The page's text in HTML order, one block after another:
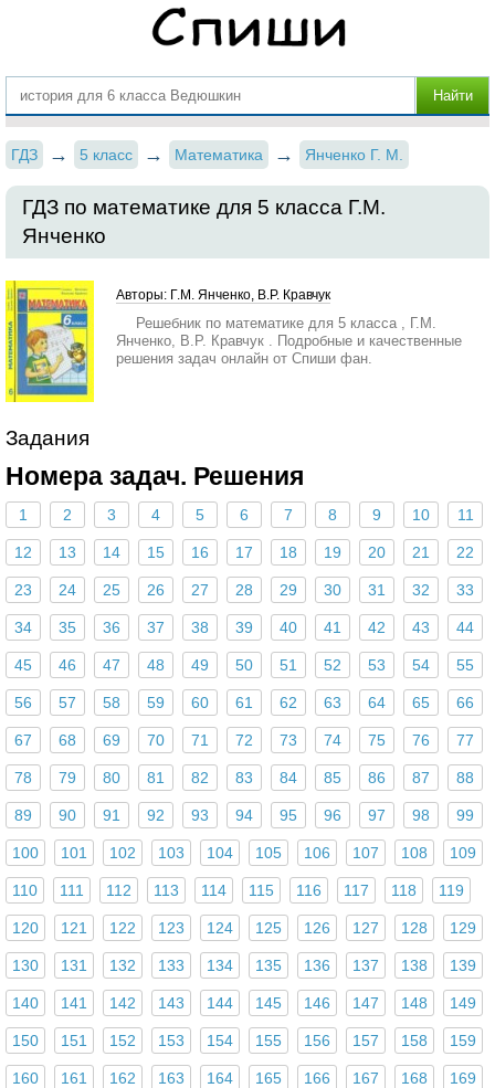
ГДЗ 5 класс Математика Янченко Г. М.
ГДЗ по математике для 5 класса Г.М.
Янченко
Авторы: Г.М. Янченко, В.Р. Кравчук
Решебник по математике для 5 класса , Г.М.
Янченко, В.Р. Кравчук . Подробные и качественные
решения задач онлайн от Спиши фан.
Задания
Номера задач. Решения
1 2 3 4 5 6 7 8 9 10 11
12 13 14 15 16 17 18 19 20 21 22
23 24 25 26 27 28 29 30 31 32 33
34 35 36 37 38 39 40 41 42 43 44
45 46 47 48 49 50 51 52 53 54 55
56 57 58 59 60 61 62 63 64 65 66
67 68 69 70 71 72 73 74 75 76 77
78 79 80 81 82 83 84 85 86 87 88
89 90 91 92 93 94 95 96 97 98 99
100 101 102 103 104 105 106 107 108 109
110 111 112 113 114 115 116 117 118 119
120 121 122 123 124 125 126 127 128 129
130 131 132 133 134 135 136 137 138 139
140 141 142 143 144 145 146 147 148 149
150 151 152 153 154 155 156 157 158 159
160 161 162 163 164 165 166 167 168 169